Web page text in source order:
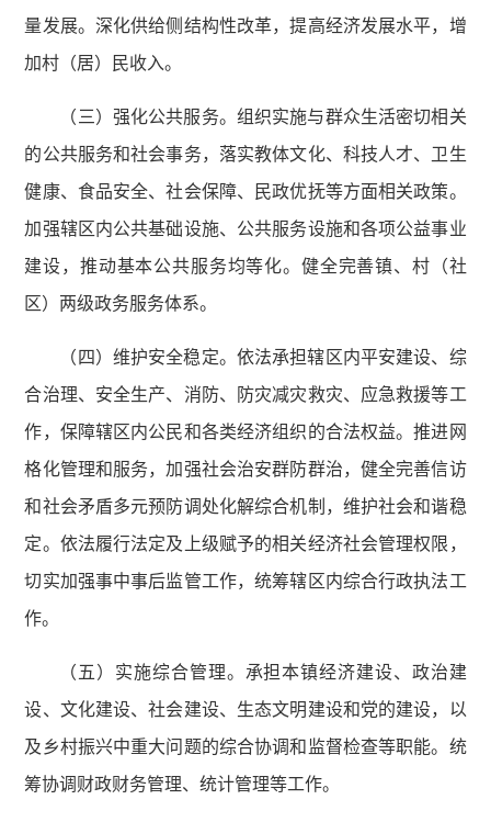
量发展。深化供给侧结构性改革，提高经济发展水平，增
加村（居）民收入。
（三）强化公共服务。组织实施与群众生活密切相关
的公共服务和社会事务，落实教体文化、科技人才、卫生
健康、食品安全、社会保障、民政优抚等方面相关政策。
加强辖区内公共基础设施、公共服务设施和各项公益事业
建设，推动基本公共服务均等化。健全完善镇、村（社
区）两级政务服务体系。
（四）维护安全稳定。依法承担辖区内平安建设、综
合治理、安全生产、消防、防灾减灾救灾、应急救援等工
作，保障辖区内公民和各类经济组织的合法权益。推进网
格化管理和服务，加强社会治安群防群治，健全完善信访
和社会矛盾多元预防调处化解综合机制，维护社会和谐稳
定。依法履行法定及上级赋予的相关经济社会管理权限，
切实加强事中事后监管工作，统筹辖区内综合行政执法工
作。
（五）实施综合管理。承担本镇经济建设、政治建
设、文化建设、社会建设、生态文明建设和党的建设，以
及乡村振兴中重大问题的综合协调和监督检查等职能。统
筹协调财政财务管理、统计管理等工作。